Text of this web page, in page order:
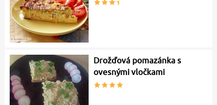
Drožďová pomazánka s
ovesnými vločkami